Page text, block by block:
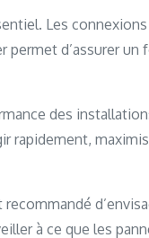
Les
permet d’assurer
des
rapidement,
à ce que les